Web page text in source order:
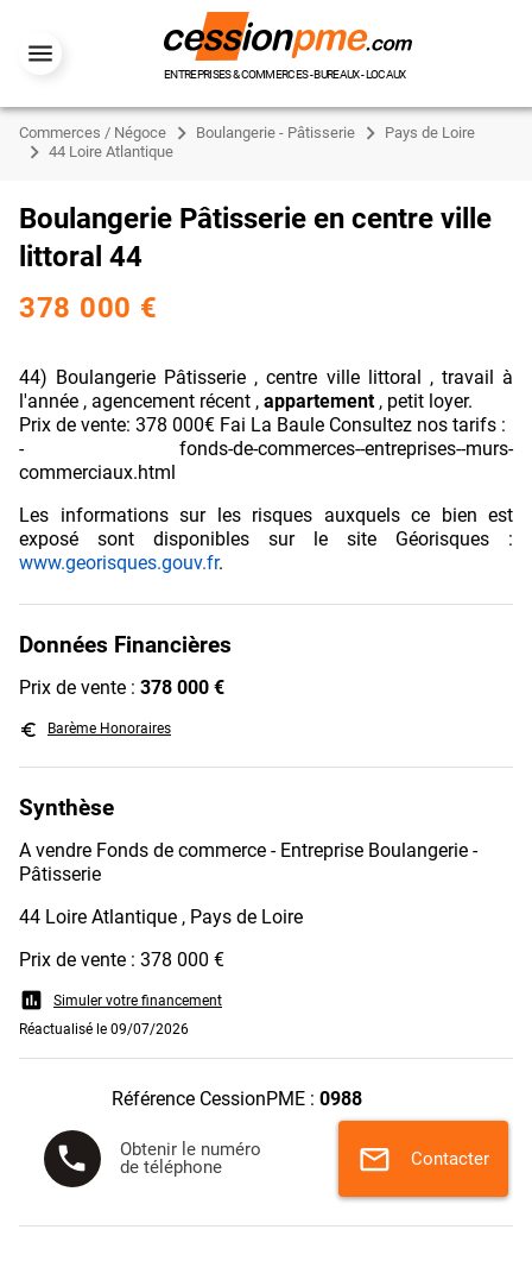
ENTREPRISES & COMMERCES - BUREAUX - LOCAUX
Commerces / Négoce Boulangerie - Pâtisserie
Pays de Loire
44 Loire Atlantique
Boulangerie Pâtisserie en centre ville
littoral 44
378 000 €
44) Boulangerie Pâtisserie , centre ville littoral , travail à
l'année , agencement récent , appartement , petit loyer.
Prix de vente: 378 000€ Fai La Baule Consultez nos tarifs :
- fonds-de-commerces--entreprises--murs-
commerciaux.html
Les informations sur les risques auxquels ce bien est
exposé sont disponibles sur le site Géorisques :
www.georisques.gouv.fr.
Données Financières
Prix de vente : 378 000 €
euro_symbol Barème Honoraires
Synthèse
A vendre Fonds de commerce - Entreprise Boulangerie -
Pâtisserie
44 Loire Atlantique , Pays de Loire
Prix de vente : 378 000 €
assessment
Simuler votre financement
Réactualisé le 09/07/2026
Référence CessionPME : 0988
phone
Obtenir le numéro
de téléphone
mail Contacter